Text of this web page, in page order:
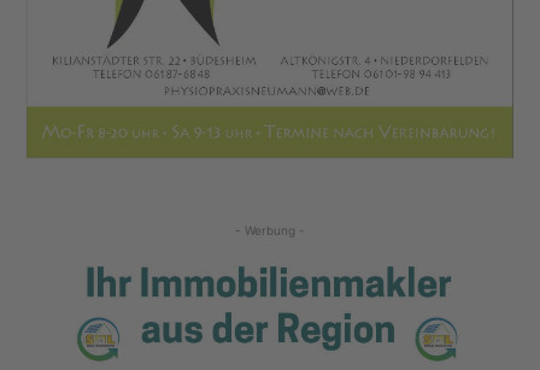
- Werbung -